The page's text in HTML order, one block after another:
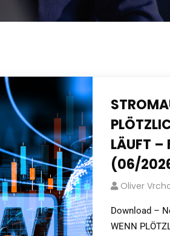
LÄUFT
(06/
Oliver
Download –
WENN